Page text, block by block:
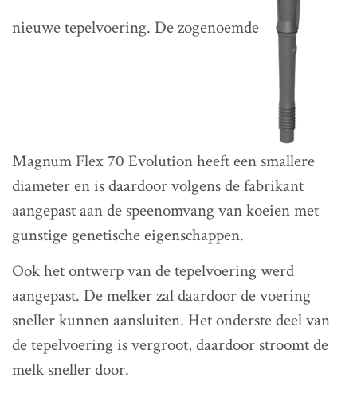
nieuwe tepelvoering. De zogenoemde
Magnum Flex 70 Evolution heeft een smallere
diameter en is daardoor volgens de fabrikant
aangepast aan de speenomvang van koeien met
gunstige genetische eigenschappen.
Ook het ontwerp van de tepelvoering werd
aangepast. De melker zal daardoor de voering
sneller kunnen aansluiten. Het onderste deel van
de tepelvoering is vergroot, daardoor stroomt de
melk sneller door.